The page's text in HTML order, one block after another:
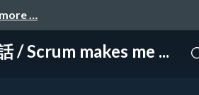
…
Scrum makes me ...